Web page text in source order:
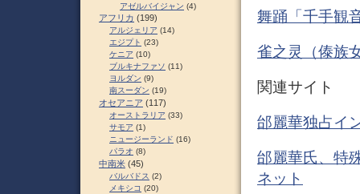
舞踊「千手観
雀之灵（傣族
関連サイト
邰麗華独占イ
邰麗華氏、特
ネット
アゼルバイジャン (4)
アフリカ (199)
アルジェリア (14)
エジプト (23)
ケニア (10)
ブルキナファソ (11)
ヨルダン (9)
南スーダン (19)
オセアニア (117)
オーストラリア (33)
サモア (1)
ニュージーランド (16)
パラオ (8)
中南米 (45)
バルバドス (2)
メキシコ (20)